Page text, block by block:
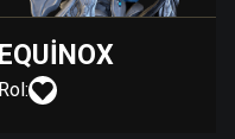
EQUINOX
Rol: